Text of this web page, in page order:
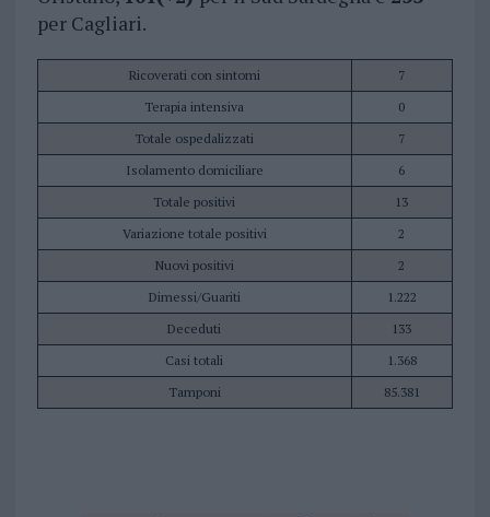
per Cagliari.
Ricoverati con sintomi
7
Terapia intensiva
0
Totale ospedalizzati
7
Isolamento domiciliare
6
Totale positivi
13
Variazione totale positivi
2
Nuovi positivi
2
Dimessi/Guariti
1.222
Deceduti
133
Casi totali
1.368
Tamponi
85.381